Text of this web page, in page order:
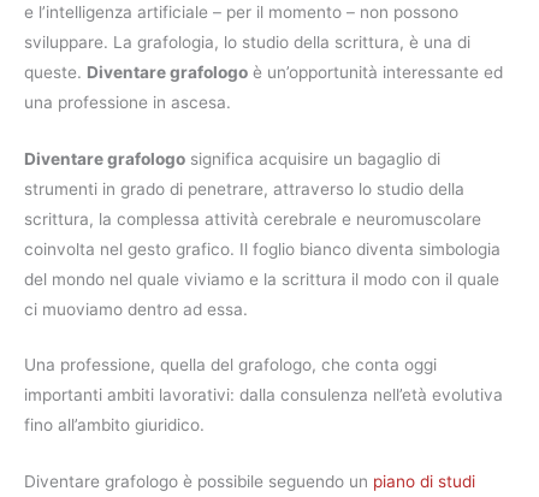
e l’intelligenza artificiale – per il momento – non possono
sviluppare. La grafologia, lo studio della scrittura, è una di
queste. Diventare grafologo è un’opportunità interessante ed
una professione in ascesa.
Diventare grafologo significa acquisire un bagaglio di
strumenti in grado di penetrare, attraverso lo studio della
scrittura, la complessa attività cerebrale e neuromuscolare
coinvolta nel gesto grafico. Il foglio bianco diventa simbologia
del mondo nel quale viviamo e la scrittura il modo con il quale
ci muoviamo dentro ad essa.
Una professione, quella del grafologo, che conta oggi
importanti ambiti lavorativi: dalla consulenza nell’età evolutiva
fino all’ambito giuridico.
Diventare grafologo è possibile seguendo un piano di studi